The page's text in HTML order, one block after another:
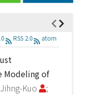
RSS 2.0 atom
Modeling of
Kuo
;